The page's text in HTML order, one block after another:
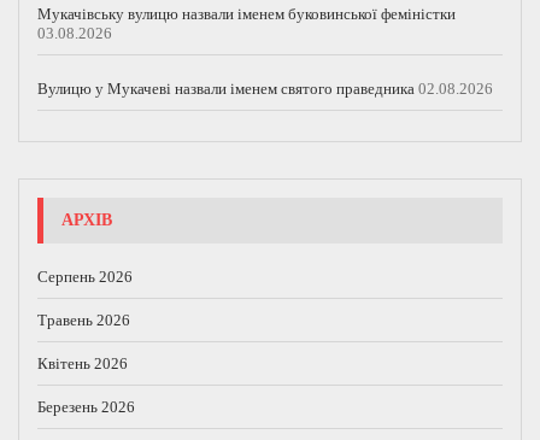
Мукачівську вулицю назвали іменем буковинської феміністки
03.08.2026
Вулицю у Мукачеві назвали іменем святого праведника 02.08.2026
АРХІВ
Серпень 2026
Травень 2026
Квітень 2026
Березень 2026